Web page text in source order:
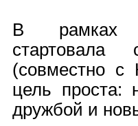
В рамках
(совместно
цель проста:
дружбой и